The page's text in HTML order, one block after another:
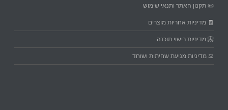
📜 תקנון האתר ותנאי שימוש
🧾 מדיניות אחריות מוצרים
📀 מדיניות רישוי תוכנה
⚖️ מדיניות מניעת שחיתות ושוחד